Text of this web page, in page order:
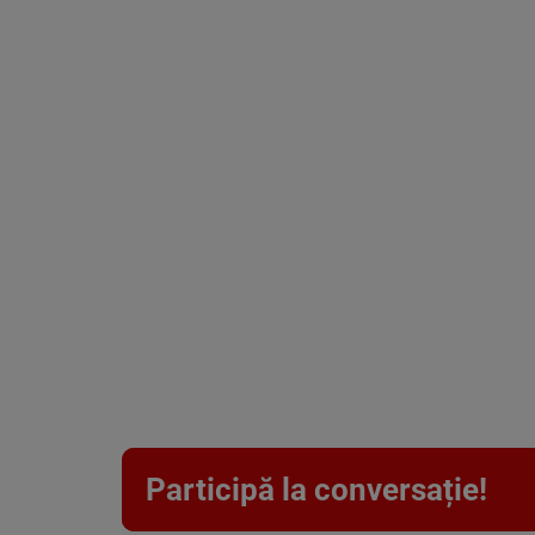
Participă la conversație!